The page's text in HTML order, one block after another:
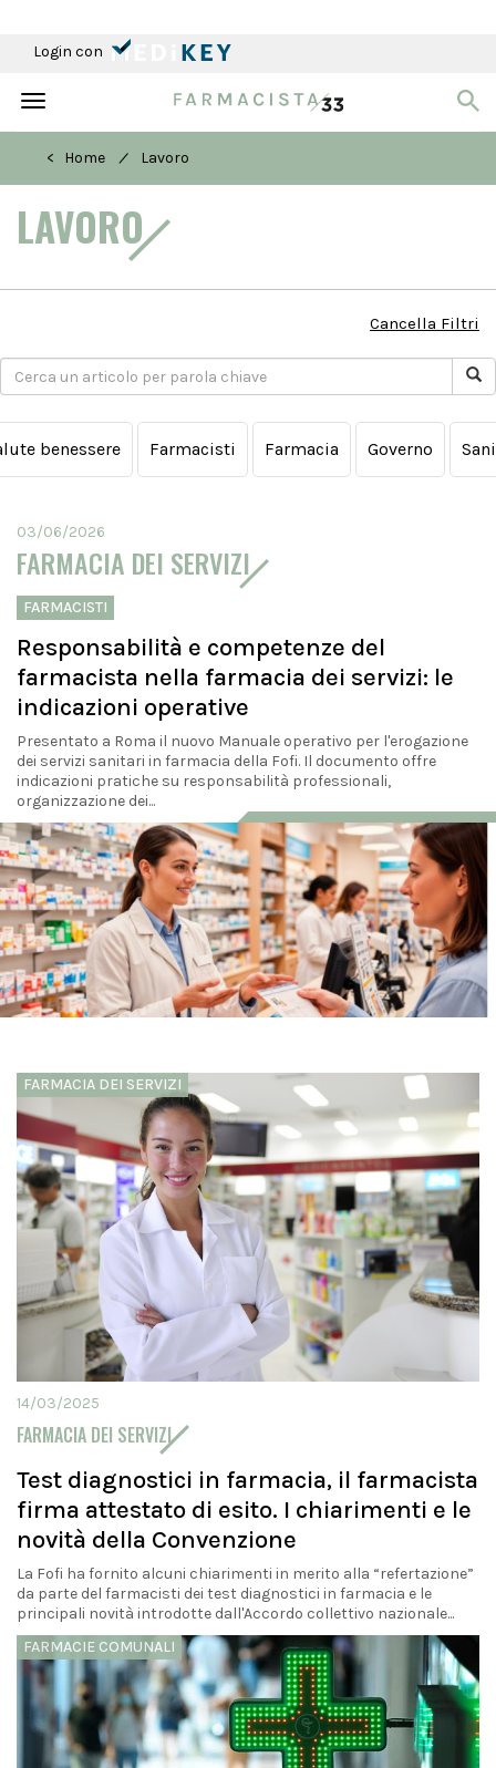
Login con
Toggle
< Home
/ Lavoro
LAVORO
Cancella Filtri
benessere Farmacisti Farmacia Governo
03/06/2026
FARMACIA DEI SERVIZI
FARMACISTI
Responsabilità e competenze del
farmacista nella farmacia dei servizi: le
indicazioni operative
Presentato a Roma il nuovo Manuale operativo per l'erogazione
dei servizi sanitari in farmacia della Fofi. Il documento offre
indicazioni pratiche su responsabilità professionali,
organizzazione dei...
FARMACIA DEI SERVIZI
14/03/2025
FARMACIA DEI SERVIZI
Test diagnostici in farmacia, il farmacista
firma attestato di esito. I chiarimenti e le
novità della Convenzione
La Fofi ha fornito alcuni chiarimenti in merito alla “refertazione”
da parte del farmacisti dei test diagnostici in farmacia e le
principali novità introdotte dall'Accordo collettivo nazionale...
FARMACIE COMUNALI